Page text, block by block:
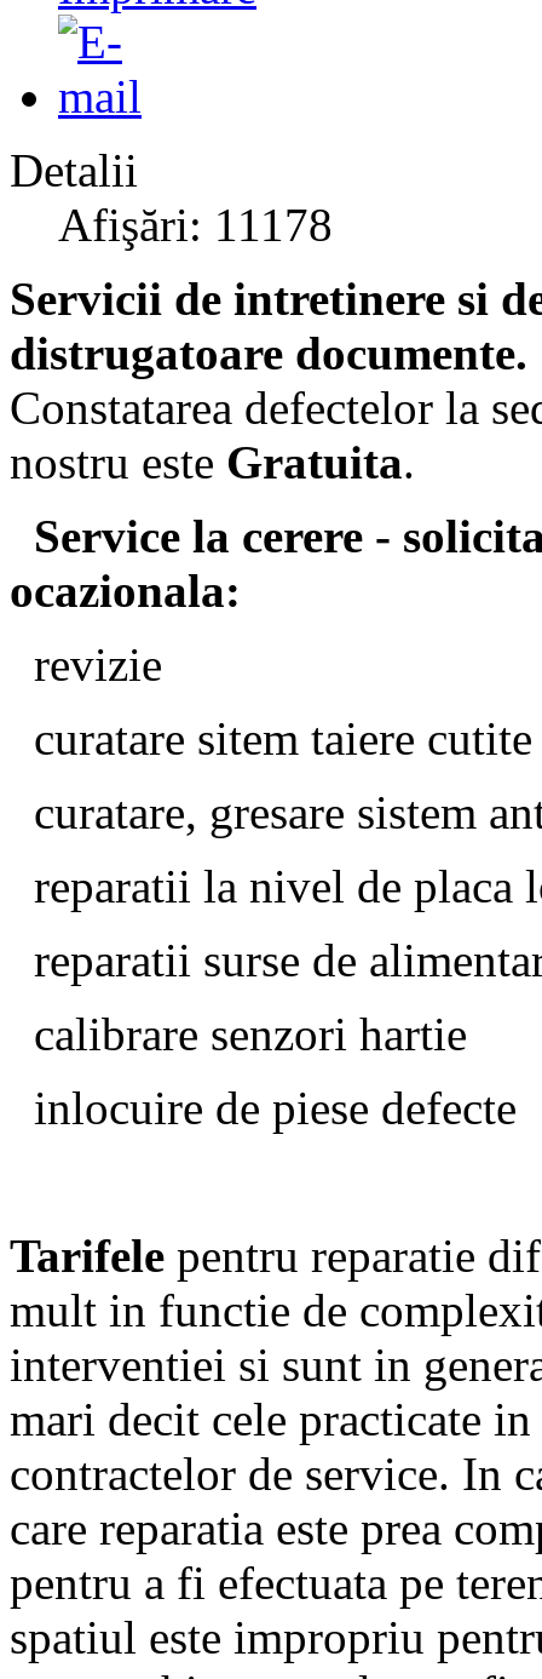
Detalii
Afişări: 11178
Servicii de intretinere si
distrugatoare documente.
Constatarea defectelor la
nostru este Gratuita.
Service la cerere -
ocazionala:
revizie
curatare sitem taiere cutite
curatare, gresare sistem
reparatii la nivel de placa
reparatii surse de
calibrare senzori hartie
inlocuire de piese defecte
Tarifele pentru reparatie
mult in functie de
interventiei si sunt in
mari decit cele practicate
contractelor de service. In
care reparatia este prea
pentru a fi efectuata pe
spatiul este impropriu